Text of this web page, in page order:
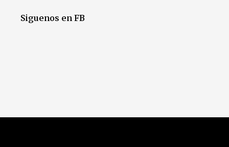
Siguenos en FB